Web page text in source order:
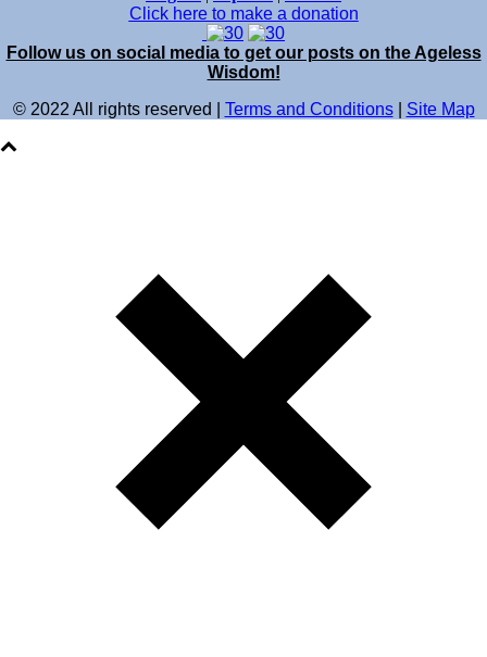
Click here to make a donation
Follow us on social media to get our posts on the Ageless
Wisdom!
© 2022 All rights reserved | Terms and Conditions| Site Map